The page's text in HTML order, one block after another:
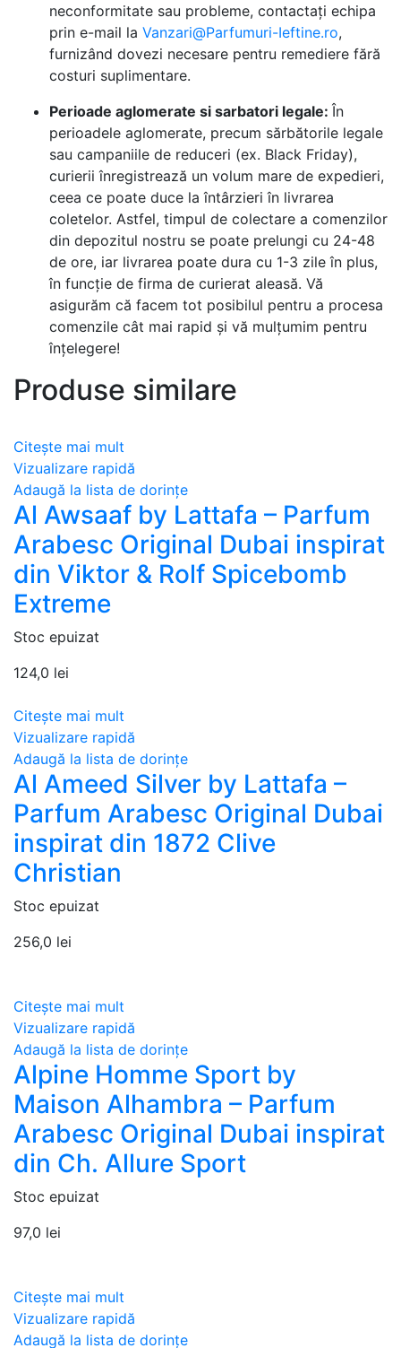
neconformitate sau probleme, contactați echipa
prin e-mail la Vanzari@Parfumuri-Ieftine.ro,
furnizând dovezi necesare pentru remediere fără
costuri suplimentare.
Perioade aglomerate si sarbatori legale: În
perioadele aglomerate, precum sărbătorile legale
sau campaniile de reduceri (ex. Black Friday),
curierii înregistrează un volum mare de expedieri,
ceea ce poate duce la întârzieri în livrarea
coletelor. Astfel, timpul de colectare a comenzilor
din depozitul nostru se poate prelungi cu 24-48
de ore, iar livrarea poate dura cu 1-3 zile în plus,
în funcție de firma de curierat aleasă. Vă
asigurăm că facem tot posibilul pentru a procesa
comenzile cât mai rapid și vă mulțumim pentru
înțelegere!
Produse similare
Citește mai mult
Vizualizare rapidă
Adaugă la lista de dorințe
Al Awsaaf by Lattafa – Parfum
Arabesc Original Dubai inspirat
din Viktor & Rolf Spicebomb
Extreme
Stoc epuizat
124,0 lei
Citește mai mult
Vizualizare rapidă
Adaugă la lista de dorințe
Al Ameed Silver by Lattafa –
Parfum Arabesc Original Dubai
inspirat din 1872 Clive
Christian
Stoc epuizat
256,0 lei
Citește mai mult
Vizualizare rapidă
Adaugă la lista de dorințe
Alpine Homme Sport by
Maison Alhambra – Parfum
Arabesc Original Dubai inspirat
din Ch. Allure Sport
Stoc epuizat
97,0 lei
Citește mai mult
Vizualizare rapidă
Adaugă la lista de dorințe